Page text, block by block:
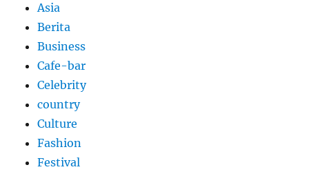
Asia
Berita
Business
Cafe-bar
Celebrity
country
Culture
Fashion
Festival